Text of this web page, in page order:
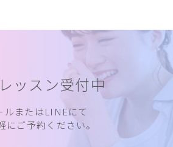
ッスン受付中
ルまたはLINEにて
にご予約ください。